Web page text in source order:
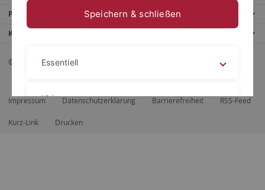
Portale
Kontaktinfo
© 2026 Eberhard Karls Universität Tübingen, Tübingen
Impressum Datenschutzerklärung Barrierefreiheit RSS-Feed
Kurz-Link Drucken
Speichern & schließen
Essentiell
Videos